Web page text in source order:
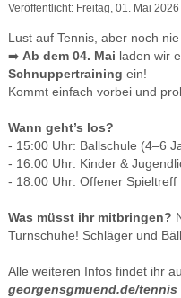
Veröffentlicht: Freitag, 01. Mai
Lust auf Tennis, aber noch
➡️ Ab dem 04. Mai laden wir
Schnuppertraining ein!
Kommt einfach vorbei und
Wann geht’s los?
- 15:00 Uhr: Ballschule (4–6
- 16:00 Uhr: Kinder &
- 18:00 Uhr: Offener Spieltreff
Was müsst ihr mitbringen?
Turnschuhe! Schläger und
Alle weiteren Infos findet ihr
georgensgmuend.de/tennis